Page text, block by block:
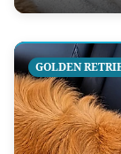
GOLDEN